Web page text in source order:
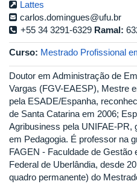
Lattes
carlos.domingues@ufu.br
+55 34 3291-6329 Ramal:
Curso: Mestrado Profissional
Doutor em Administração de
Vargas (FGV-EAESP), Mestre
pela ESADE/Espanha,
de Santa Catarina em 2006;
Agribusiness pela UNIFAE-PR,
em Pedagogia. É professor na
FAGEN - Faculdade de Gestão
Federal de Uberlândia, desde
quadro permanente) do